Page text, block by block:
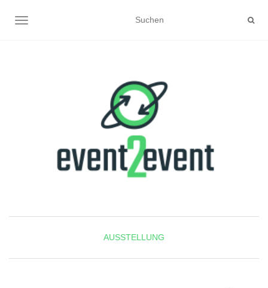
NAVIGATION UMSCHALTEN
AUSSTELLUNG